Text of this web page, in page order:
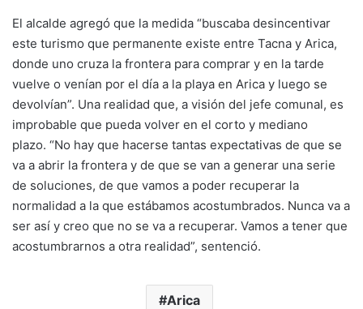
El alcalde agregó que la medida “buscaba desincentivar
este turismo que permanente existe entre Tacna y Arica,
donde uno cruza la frontera para comprar y en la tarde
vuelve o venían por el día a la playa en Arica y luego se
devolvían”. Una realidad que, a visión del jefe comunal, es
improbable que pueda volver en el corto y mediano
plazo. “No hay que hacerse tantas expectativas de que se
va a abrir la frontera y de que se van a generar una serie
de soluciones, de que vamos a poder recuperar la
normalidad a la que estábamos acostumbrados. Nunca va a
ser así y creo que no se va a recuperar. Vamos a tener que
acostumbrarnos a otra realidad”, sentenció.
Arica